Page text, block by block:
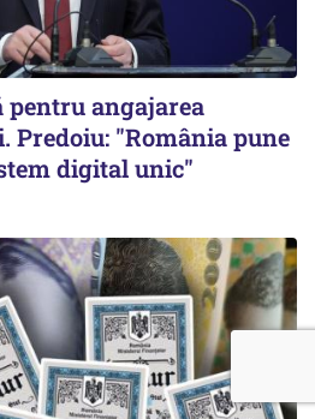
pentru angajarea
"România pune
digital unic"